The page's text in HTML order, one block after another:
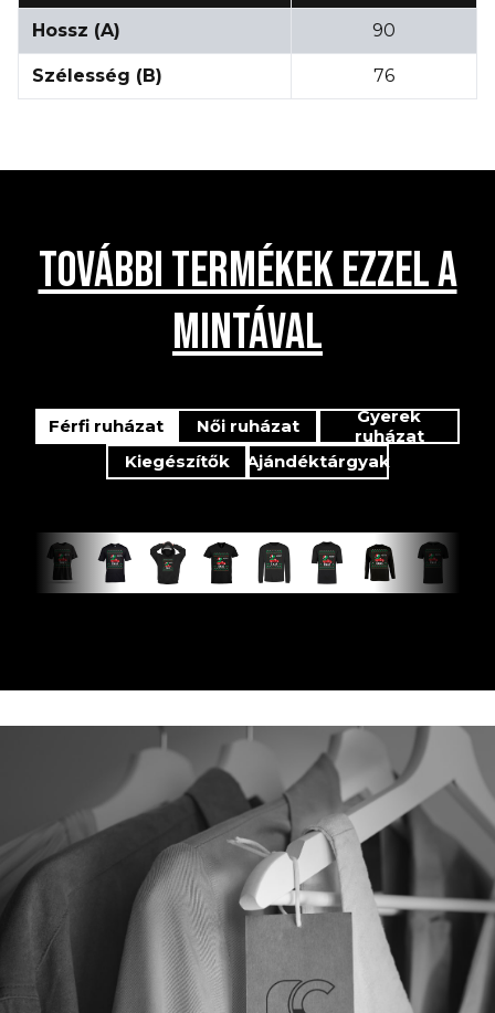
Hossz (A) 90
Szélesség (B) 76
TOVÁBBI TERMÉKEK EZZEL A
MINTÁVAL
Férfi ruházat Női ruházat
Gyerek
ruházat
Kiegészítők
Ajándéktárgyak